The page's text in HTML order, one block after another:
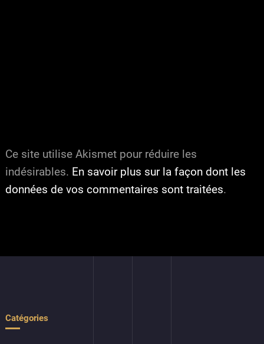
Ce site utilise Akismet pour réduire les
indésirables. En savoir plus sur la façon dont les
données de vos commentaires sont traitées.
Catégories